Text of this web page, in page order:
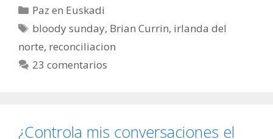
Categorías
Paz en Euskadi
Etiquetas
bloody sunday, Brian Currin, irlanda del
norte, reconciliacion
23 comentarios
¿Controla mis conversaciones el